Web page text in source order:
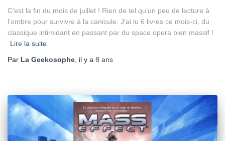
C’est la fin du mois de juillet ! Rien de tel qu’un peu de lecture à
l’ombre pour survivre à la canicule. J’ai lu 6 livres ce mois-ci, du
classique intimidant en passant par du space opera bien massif !
Lire la suite
Par La Geekosophe, il y a 8 ans